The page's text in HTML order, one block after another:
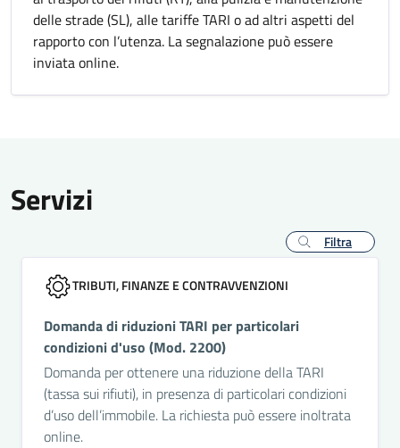
delle strade (SL), alle tariffe TARI o ad altri aspetti del
rapporto con l’utenza. La segnalazione può essere
inviata online.
Servizi
Filtra
TRIBUTI, FINANZE E CONTRAVVENZIONI
Domanda di riduzioni TARI per particolari
condizioni d'uso (Mod. 2200)
Domanda per ottenere una riduzione della TARI
(tassa sui rifiuti), in presenza di particolari condizioni
d’uso dell’immobile. La richiesta può essere inoltrata
online.